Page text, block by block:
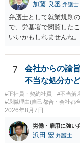
加藤 良丞 弁護士
弁護士として就業規則
で、労基署で閲覧した
いいかもしれませんね
ることを端的に理解し
規則の開示に関するや
いと思います。
7
会社からの諭
不当な処分か
#正社員・契約社員 #不当解
#退職理由(自己都合・会社都
2026年8月7日
労働・雇用に強い
浜田 宏 弁護士